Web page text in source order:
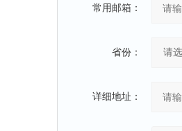
常用邮箱：
省份：
详细地址：